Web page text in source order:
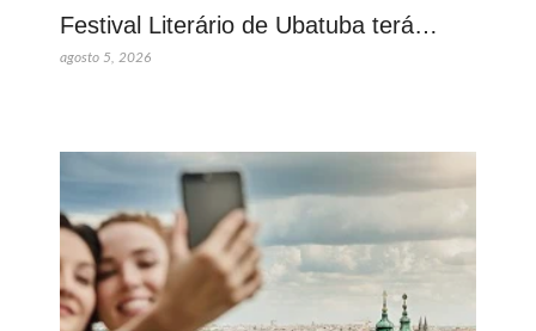
Festival Literário de Ubatuba terá…
agosto 5, 2026